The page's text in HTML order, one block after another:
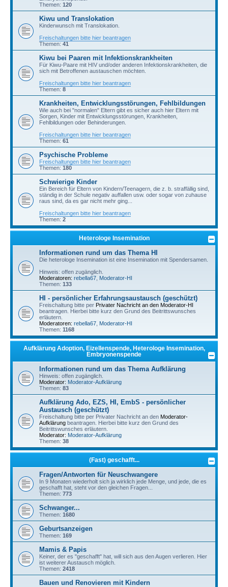
Themen: 120
Kiwu und Translokation
Kinderwunsch mit Translokation.
Freischaltungen bitte hier beantragen
Themen: 41
Kiwu bei Paaren mit Infektionskrankheiten
Für Kiwu-Paare mit HIV und/oder anderen Infektionskrankheiten, die
sich mit Betroffenen austauschen möchten.
Freischaltungen bitte hier beantragen
Themen: 8
Krankheiten, Entwicklungsstörungen, Fehlbildungen
Wie auch bei "normalen" Eltern gibt es sicher auch hier Eltern mit
Sorgen, Kinder mit Entwicklungsstörungen, Krankheiten,
Fehlbildungen oder Behinderungen.
Freischaltungen bitte hier beantragen
Themen: 61
Psychische Probleme
Freischaltungen bitte hier beantragen
Themen: 180
Schwierige Kinder
Ein Bereich für Eltern von Kindern/Teenagern, die z. b. straffällig sind,
ständig in der Schule negativ auffallen usw. oder sogar von zuhause
raus sind, da es gar nicht mehr ging...
Freischaltungen bitte hier beantragen
Themen: 2
Heterologe Insemination
Informationen rund um das Thema HI
Die heterologe Insemination ist eine Insemination mit Spendersamen.
Hinweis: offen zugänglich.
Moderatoren: rebella67 Moderator-HI
Themen: 133
HI - persönlicher Erfahrungsaustausch (geschützt)
Freischaltung bitte per Privater Nachricht an den Moderator-HI
beantragen. Hierbei bitte kurz den Grund des Beitrittswunsches
erläutern.
Moderatoren: rebella67 Moderator-HI
Themen: 1168
Aufklärung Adoption, Eizellenspende, Heterologe Insemination,
Embryonenspende
Informationen rund um das Thema Aufklärung
Hinweis: offen zugänglich.
Moderator: Moderator-Aufklärung
Themen: 83
Aufklärung Ado, EZS, HI, EmbS - persönlicher
Austausch (geschützt)
Freischaltung bitte per Privater Nachricht an den Moderator-
Aufklärung beantragen. Hierbei bitte kurz den Grund des
Beitrittswunsches erläutern.
Moderator: Moderator-Aufklärung
Themen: 38
(Fast) geschafft...
Fragen/Antworten für Neuschwangere
In 9 Monaten wiederholt sich ja wirklich jede Menge, und jede, die es
geschafft hat, steht vor den gleichen Fragen...
Themen: 773
Schwanger...
Themen: 1680
Geburtsanzeigen
Themen: 169
Mamis & Papis
Keiner, der es "geschafft" hat, will sich aus den Augen verlieren. Hier
ist weiterer Austausch möglich.
Themen: 2418
Bauen und Renovieren mit Kindern